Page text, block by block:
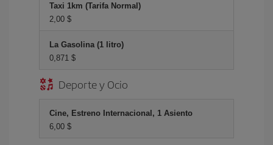
Taxi 1km (Tarifa Normal)
2,00 $
La Gasolina (1 litro)
0,871 $
Deporte y Ocio
Cine, Estreno Internacional, 1 Asiento
6,00 $